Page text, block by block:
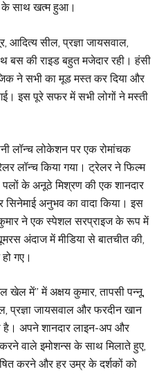
के साथ खत्म हुआ।
आदित्य सील, प्रज्ञा जायसवाल,
बस की राइड बहुत मजेदार रही। हंसी
ने सभी का मूड मस्त कर दिया और
इस पूरे सफर में सभी लोगों ने मस्ती
लॉन्च लोकेशन पर एक रोमांचक
लॉन्च किया गया। ट्रेलर ने फिल्म
के अनूठे मिश्रण की एक शानदार
अनुभव का वादा किया। इस
ने एक स्पेशल सरप्राइज के रूप में
अंदाज में मीडिया से बातचीत की,
गए।
खेल में” में अक्षय कुमार, तापसी पन्नू,
प्रज्ञा जायसवाल और फरदीन खान
है। अपने शानदार लाइन-अप और
वाले इमोशन्स के साथ मिलाते हुए,
करने और हर उम्र के दर्शकों को